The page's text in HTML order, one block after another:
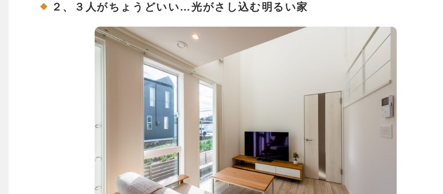
２、３人がちょうどいい…光がさし込む明るい家